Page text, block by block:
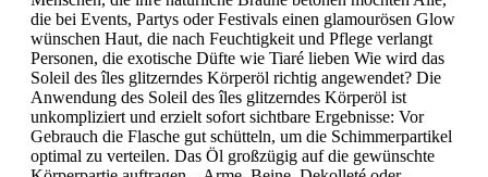
die bei Events, Partys oder Festivals einen glamourösen Glow
wünschen Haut, die nach Feuchtigkeit und Pflege verlangt
Personen, die exotische Düfte wie Tiaré lieben Wie wird das
Soleil des îles glitzerndes Körperöl richtig angewendet? Die
Anwendung des Soleil des îles glitzerndes Körperöl ist
unkompliziert und erzielt sofort sichtbare Ergebnisse: Vor
Gebrauch die Flasche gut schütteln, um die Schimmerpartikel
optimal zu verteilen. Das Öl großzügig auf die gewünschte